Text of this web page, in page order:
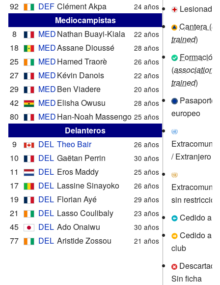
92 DEF Clément Akpa 24 años
Mediocampistas
8
MEDNathan Buayi-Kiala 22 años
18 MEDAssane Dioussé 28 años
25 MEDHamed Traorè 26 años
27 MEDKévin Danois 22 años
29 MEDBen Viadere 20 años
42 MEDElisha Owusu 28 años
80 MEDHan-Noah Massengo 25 años
Delanteros
9
DEL Theo Bair 26 años
10 DEL Gaëtan Perrin 30 años
11 DEL Eros Maddy 25 años
17 DEL Lassine Sinayoko 26 años
19 DEL Florian Ayé 29 años
21 DEL Lasso Coulibaly 23 años
45 DEL Ado Onaiwu 30 años
77 DEL Aristide Zossou 21 años
Lesionado
Cantera (
trained)
Formación
(association-
trained)
Pasaporte
europeo
/ Extranjero
sin restricción
Cedido al
Cedido a
club
Sin ficha